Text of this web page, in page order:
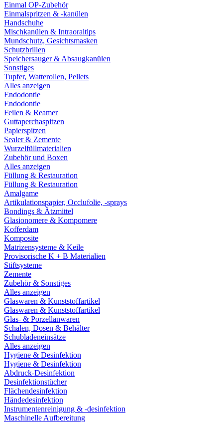
Einmal OP-Zubehör
Einmalspritzen & -kanülen
Handschuhe
Mischkanülen & Intraoraltips
Mundschutz, Gesichtsmasken
Schutzbrillen
Speichersauger & Absaugkanülen
Sonstiges
Tupfer, Watterollen, Pellets
Alles anzeigen
Endodontie
Endodontie
Feilen & Reamer
Guttaperchaspitzen
Papierspitzen
Sealer & Zemente
Wurzelfüllmaterialien
Zubehör und Boxen
Alles anzeigen
Füllung & Restauration
Füllung & Restauration
Amalgame
Artikulationspapier, Occlufolie, -sprays
Bondings & Ätzmittel
Glasionomere & Kompomere
Kofferdam
Komposite
Matrizensysteme & Keile
Provisorische K + B Materialien
Stiftsysteme
Zemente
Zubehör & Sonstiges
Alles anzeigen
Glaswaren & Kunststoffartikel
Glaswaren & Kunststoffartikel
Glas- & Porzellanwaren
Schalen, Dosen & Behälter
Schubladeneinsätze
Alles anzeigen
Hygiene & Desinfektion
Hygiene & Desinfektion
Abdruck-Desinfektion
Desinfektionstücher
Flächendesinfektion
Händedesinfektion
Instrumentenreinigung & -desinfektion
Maschinelle Aufbereitung